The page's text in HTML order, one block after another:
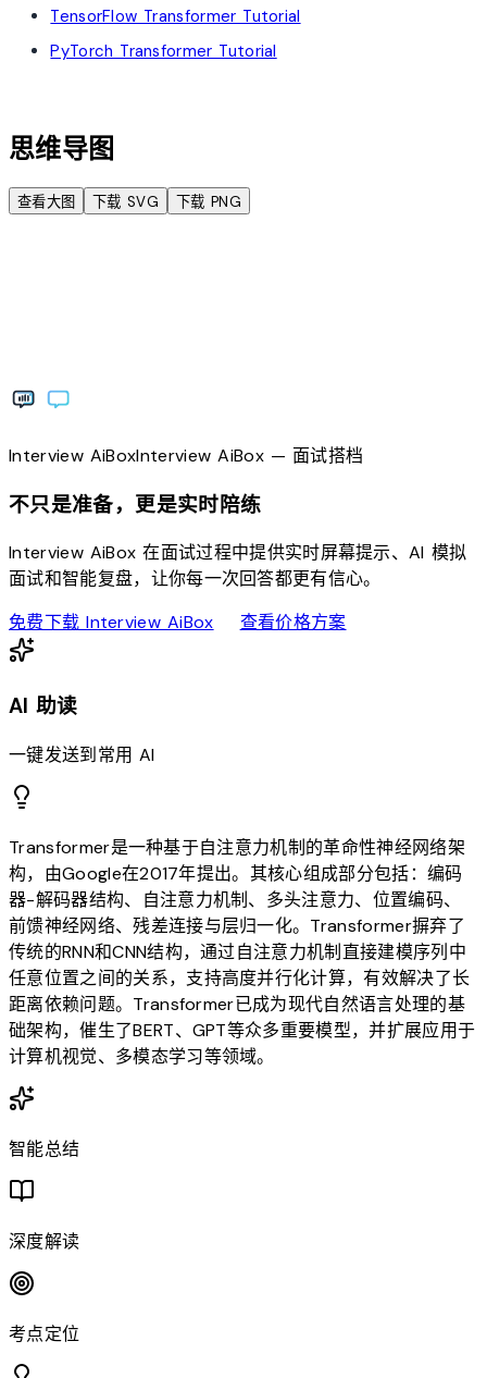
TensorFlow Transformer Tutorial
PyTorch Transformer Tutorial
思维导图
查看大图 下载 SVG 下载 PNG
Interview AiBoxInterviewAiBox— 面试搭档
不只是准备，更是实时陪练
Interview AiBox 在面试过程中提供实时屏幕提示、AI 模拟
面试和智能复盘，让你每一次回答都更有信心。
免费下载 Interview AiBoxdownload查看价格方案sell
AI 助读
一键发送到常用 AI
Transformer是一种基于自注意力机制的革命性神经网络架
构，由Google在2017年提出。其核心组成部分包括：编码
器-解码器结构、自注意力机制、多头注意力、位置编码、
前馈神经网络、残差连接与层归一化。Transformer摒弃了
传统的RNN和CNN结构，通过自注意力机制直接建模序列中
任意位置之间的关系，支持高度并行化计算，有效解决了长
距离依赖问题。Transformer已成为现代自然语言处理的基
础架构，催生了BERT、GPT等众多重要模型，并扩展应用于
计算机视觉、多模态学习等领域。
智能总结
深度解读
考点定位